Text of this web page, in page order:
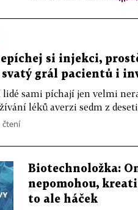
si injekci,
grál pacientů i
lidé sami píchají jen velmi
léků averzi sedm z
čtení
Biotechnoložka:
nepomohou,
to ale háček